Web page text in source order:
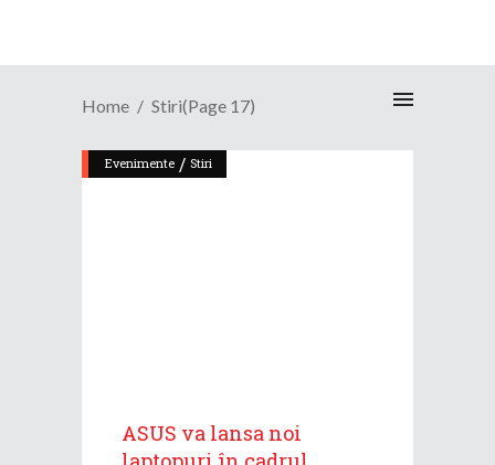
Home Stiri(Page 17)
Evenimente / Stiri
ASUS va lansa noi